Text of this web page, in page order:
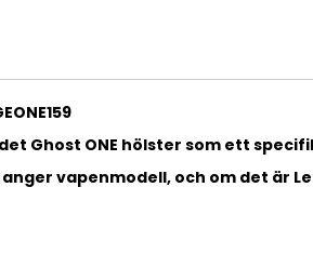
Ghost ONE hölster som ett
vapenmodell, och om det är